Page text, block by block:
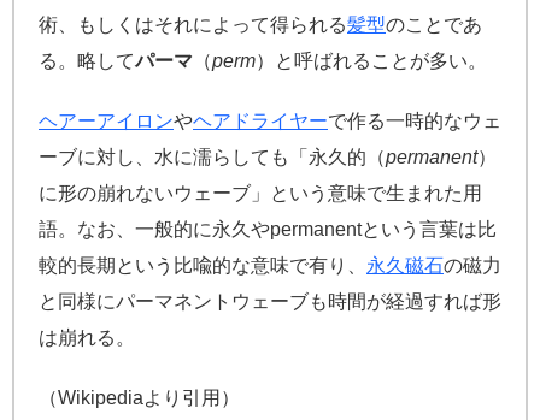
術、もしくはそれによって得られる髪型のことであ
る。略してパーマ （perm）と呼ばれることが多い。
ヘアーアイロンやヘアドライヤーで作る一時的なウェ
ーブに対し、水に濡らしても「永久的（permanent）
に形の崩れないウェーブ」という意味で生まれた用
語。なお、一般的に永久やpermanentという言葉は比
較的長期という比喩的な意味で有り、 永久磁石の磁力
と同様にパーマネントウェーブも時間が経過すれば形
は崩れる。
（Wikipediaより引用）